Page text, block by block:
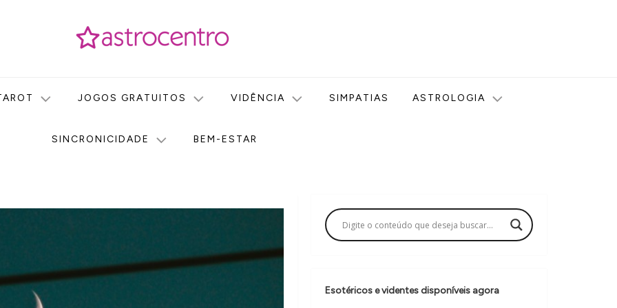
JOGOS GRATUITOS VIDÊNCIA SIMPATIAS ASTROLOGIA
SINCRONICIDADE BEM-ESTAR
Esotéricos e videntes disponíveis agora